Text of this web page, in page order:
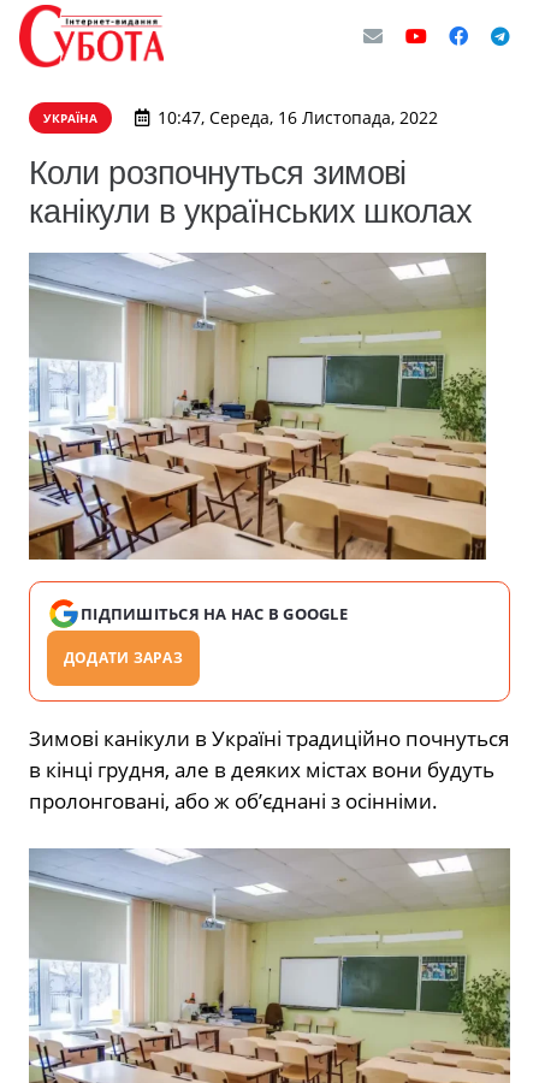
УКРАЇНА 10:47, Середа, 16 Листопада, 2022
Коли розпочнуться зимові
канікули в українських школах
ПІДПИШІТЬСЯ НА НАС В GOOGLE
ДОДАТИ ЗАРАЗ
Зимові канікули в Україні традиційно почнуться
в кінці грудня, але в деяких містах вони будуть
пролонговані, або ж об’єднані з осінніми.